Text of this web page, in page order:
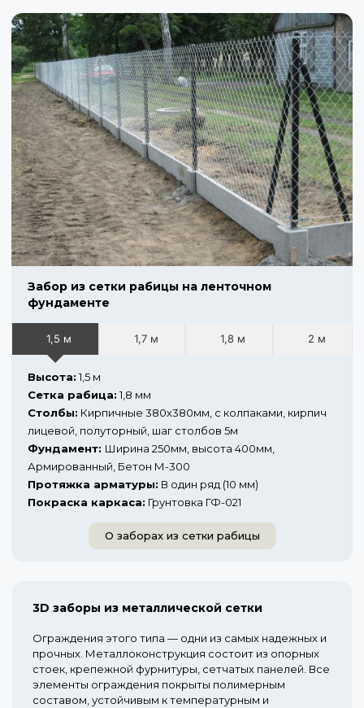
Забор из сетки рабицы на ленточном
фундаменте
1,5 м 1,7 м 1,8 м 2 м
Высота:1,5 м
Сетка рабица:1,8 мм
Столбы: Кирпичные 380х380мм, с колпаками, кирпич
лицевой, полуторный, шаг столбов 5м
Фундамент: Ширина 250мм, высота 400мм,
Армированный, Бетон М-300
Протяжка арматуры: В один ряд (10 мм)
Покраска каркаса: Грунтовка ГФ-021
О заборах из сетки рабицы
3D заборы из металлической сетки
Ограждения этого типа — одни из самых надежных и
прочных. Металлоконструкция состоит из опорных
стоек, крепежной фурнитуры, сетчатых панелей. Все
элементы ограждения покрыты полимерным
составом, устойчивым к температурным и